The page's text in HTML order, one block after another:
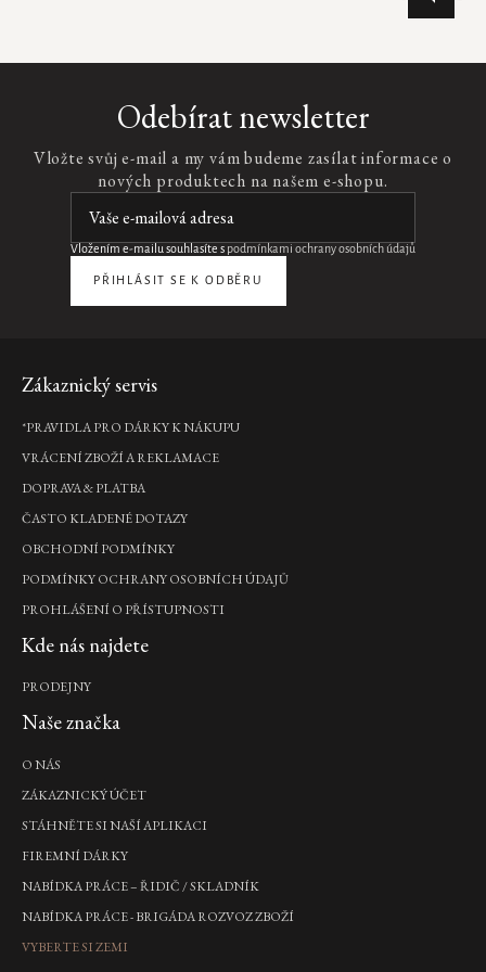
prvky
Odebírat newsletter
Vložte svůj e-mail a my vám budeme zasílat informace o
nových produktech na našem e-shopu.
Vložením e-mailu souhlasíte s podmínkami ochrany osobních údajů
PŘIHLÁSIT SE K ODBĚRU
Zápatí
Zákaznický servis
*PRAVIDLA PRO DÁRKY K NÁKUPU
VRÁCENÍ ZBOŽÍ A REKLAMACE
DOPRAVA & PLATBA
ČASTO KLADENÉ DOTAZY
OBCHODNÍ PODMÍNKY
PODMÍNKY OCHRANY OSOBNÍCH ÚDAJŮ
PROHLÁŠENÍ O PŘÍSTUPNOSTI
Kde nás najdete
PRODEJNY
Naše značka
O NÁS
ZÁKAZNICKÝ ÚČET
STÁHNĚTE SI NAŠÍ APLIKACI
FIREMNÍ DÁRKY
NABÍDKA PRÁCE – ŘIDIČ / SKLADNÍK
NABÍDKA PRÁCE - BRIGÁDA ROZVOZ ZBOŽÍ
VYBERTE SI ZEMI